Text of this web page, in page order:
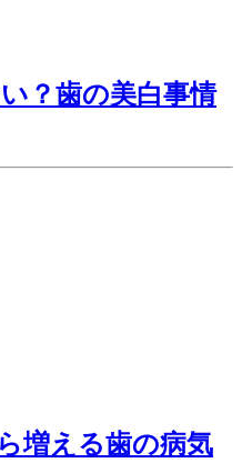
？歯の美白事情
増える歯の病気